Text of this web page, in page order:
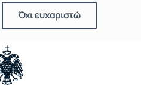
Όχι ευχαριστώ